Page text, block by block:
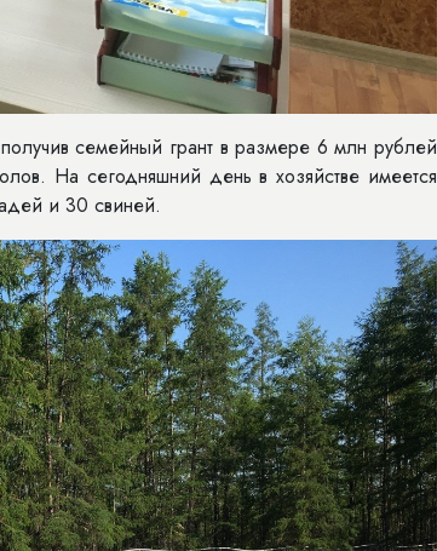
семейный грант в размере 6 млн рублей
На сегодняшний день в хозяйстве имеется
и 30 свиней.